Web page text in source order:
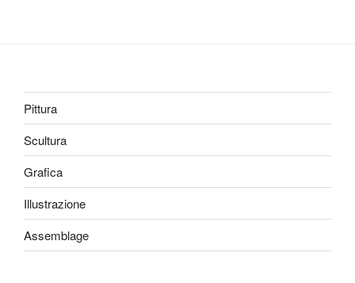
Pittura
Scultura
Grafica
Illustrazione
Assemblage